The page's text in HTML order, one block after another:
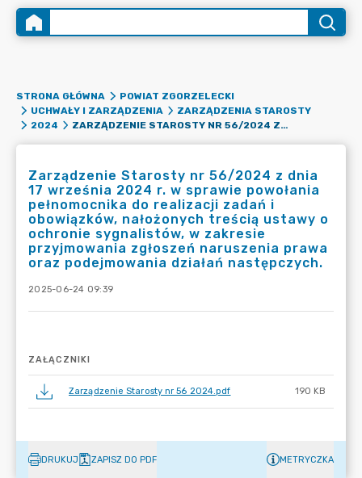
STRONA GŁÓWNA
POWIAT ZGORZELECKI
UCHWAŁY I ZARZĄDZENIA
ZARZĄDZENIA STAROSTY
2024
ZARZĄDZENIE STAROSTY NR 56/2024 Z DNIA 17 WRZEŚNIA 2024 R. W SPRAWIE POWOŁANIA PEŁNOMOCNIKA DO REALIZACJI ZADAŃ I OBOWIĄZKÓW, NAŁOŻONYCH TREŚCIĄ USTAWY O OCHRONIE SYGNALISTÓW, W ZAKRESIE PRZYJMOWANIA ZGŁOSZEŃ NARUSZENIA PRAWA ORAZ PODEJMOWANIA DZIAŁAŃ NASTĘPCZYCH.
Zarządzenie Starosty nr 56/2024 z dnia
17 września 2024 r. w sprawie powołania
pełnomocnika do realizacji zadań i
obowiązków, nałożonych treścią ustawy o
ochronie sygnalistów, w zakresie
przyjmowania zgłoszeń naruszenia prawa
oraz podejmowania działań następczych.
2025-06-24 09:39
ZAŁĄCZNIKI
Zarządzenie Starosty nr 56 2024.pdf 190 KB
DRUKUJ ZAPISZ DO PDF METRYCZKA